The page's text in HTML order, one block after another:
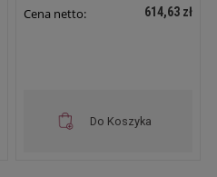
Cena netto: 614,63 zł
Do Koszyka